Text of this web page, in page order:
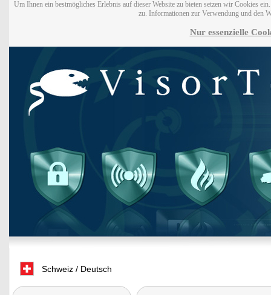
Um Ihnen ein bestmögliches Erlebnis auf dieser Website zu bieten setzen wir Cookies
zu. Informationen zur Verwendung und den
Nur essenzielle
Schweiz / Deutsch